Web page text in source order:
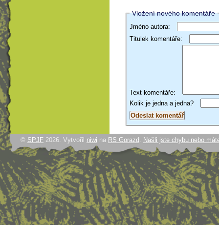
Vložení nového komentáře
Jméno autora:
Titulek komentáře:
Text komentáře:
Kolik je jedna a jedna?
© SPJF 2026. Vytvořil niwi na RS Gorazd . Našli jste chybu nebo